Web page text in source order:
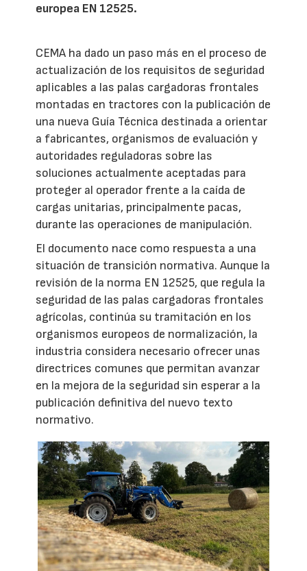
europea EN 12525.
CEMA ha dado un paso más en el proceso de
actualización de los requisitos de seguridad
aplicables a las palas cargadoras frontales
montadas en tractores con la publicación de
una nueva Guía Técnica destinada a orientar
a fabricantes, organismos de evaluación y
autoridades reguladoras sobre las
soluciones actualmente aceptadas para
proteger al operador frente a la caída de
cargas unitarias, principalmente pacas,
durante las operaciones de manipulación.
El documento nace como respuesta a una
situación de transición normativa. Aunque la
revisión de la norma EN 12525, que regula la
seguridad de las palas cargadoras frontales
agrícolas, continúa su tramitación en los
organismos europeos de normalización, la
industria considera necesario ofrecer unas
directrices comunes que permitan avanzar
en la mejora de la seguridad sin esperar a la
publicación definitiva del nuevo texto
normativo.